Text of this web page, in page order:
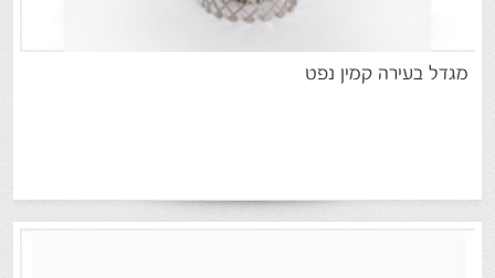
מגדל בעירה קמין נפט